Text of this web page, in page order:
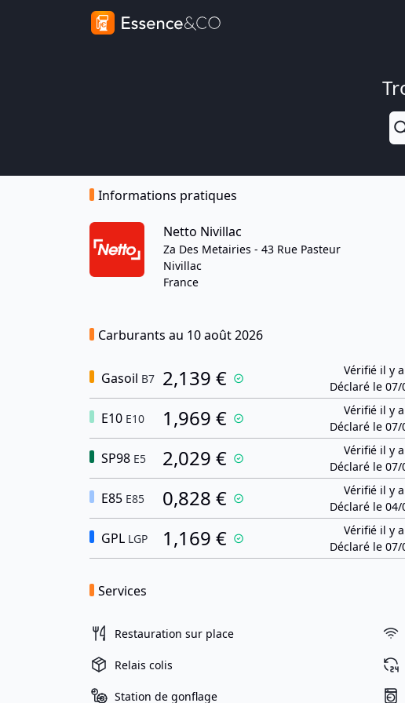
Informations pratiques
Netto Nivillac
Za Des Metairies - 43 Rue Pasteur
Nivillac
France
Carburants au 10 août 2026
Gasoil B7 2,139 €
Vérifié il y
Déclaré le 07/
E10 E10 1,969 €
Vérifié il y
Déclaré le 07/
SP98 E5 2,029 €
Vérifié il y
Déclaré le 07/
E85 E85 0,828 €
Vérifié il y
Déclaré le 04/
GPL LGP 1,169 €
Vérifié il y
Déclaré le 07/
Services
Restauration sur place
Relais colis
Station de gonflage